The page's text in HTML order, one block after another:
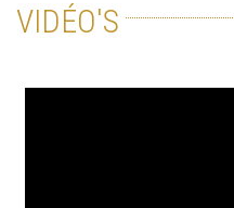
VIDÉO'S